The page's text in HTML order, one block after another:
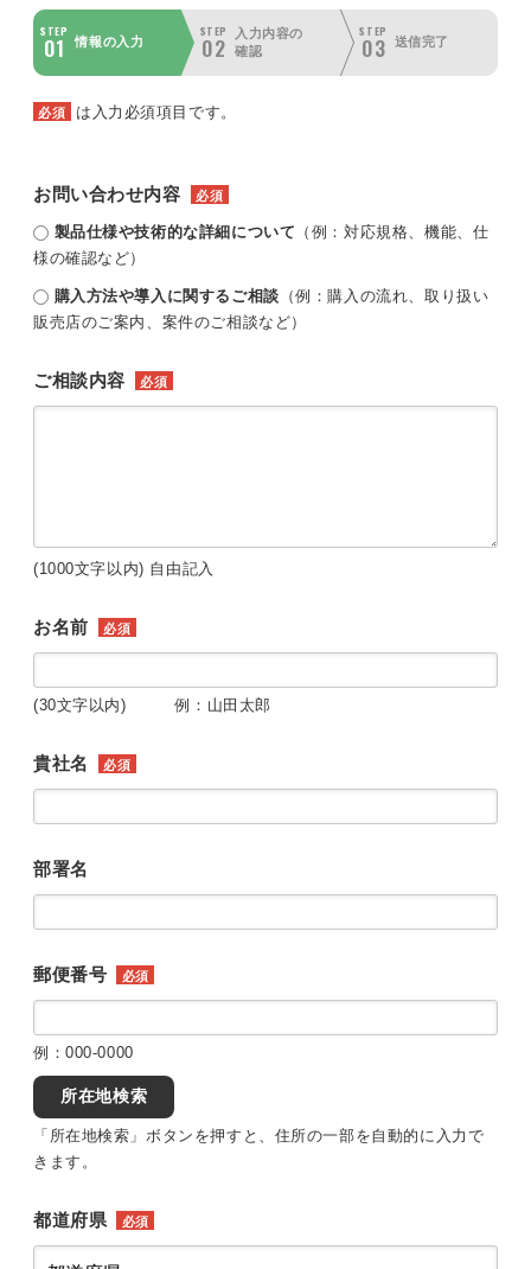
STEP
01 情報の入力
STEP
02
入力内容の
確認
STEP
03 送信完了
必須 は入力必須項目です。
お問い合わせ内容 必須
製品仕様や技術的な詳細について （例：対応規格、機能、仕
様の確認など）
購入方法や導入に関するご相談 （例：購入の流れ、取り扱い
販売店のご案内、案件のご相談など）
ご相談内容 必須
(1000文字以内) 自由記入
お名前 必須
(30文字以内) 例：山田太郎
貴社名 必須
部署名
郵便番号 必須
例：000-0000
所在地検索
「所在地検索」ボタンを押すと、住所の一部を自動的に入力で
きます。
都道府県 必須